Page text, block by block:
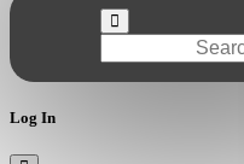
Log In